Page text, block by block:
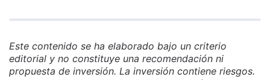
Este contenido se ha elaborado bajo un criterio
editorial y no constituye una recomendación ni
propuesta de inversión. La inversión contiene riesgos.